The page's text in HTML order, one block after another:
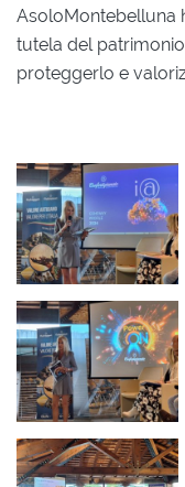
AsoloMontebelluna
tutela del
proteggerlo e